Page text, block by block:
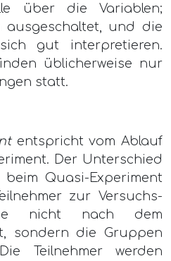
über die Variablen;
ausgeschaltet, und die
gut interpretieren.
üblicherweise nur
statt.
entspricht vom Ablauf
Der Unterschied
Quasi-Experiment
zur Versuchs-
nicht nach dem
sondern die Gruppen
Teilnehmer werden